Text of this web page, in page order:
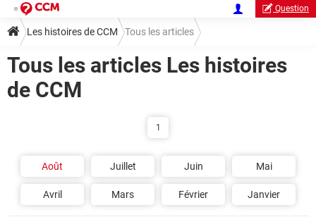
Question
Les histoires de CCM Tous les articles
Tous les articles Les histoires
de CCM
1
Août Juillet Juin Mai
Avril Mars Février Janvier